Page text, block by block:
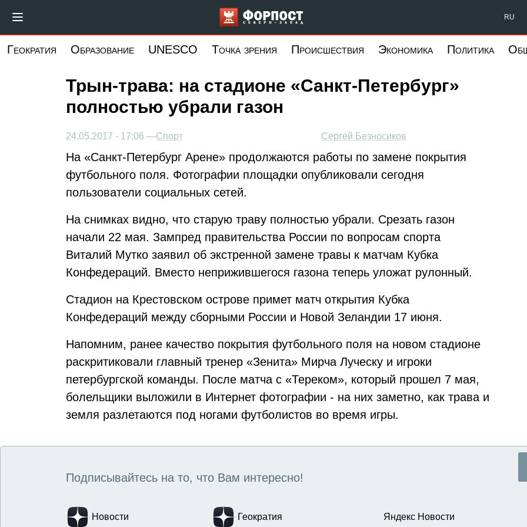
основному
Форпост Северо-Запад RU
Геократия Образование UNESCO Точка зрения Происшествия Экономика Политика
Трын-трава: на стадионе «Санкт-Петербург»
полностью убрали газон
Сергей Безносиков
24.05.2017 - 17:06 —Спорт
На «Санкт-Петербург Арене» продолжаются работы по замене покрытия
футбольного поля. Фотографии площадки опубликовали сегодня
пользователи социальных сетей.
На снимках видно, что старую траву полностью убрали. Срезать газон
начали 22 мая. Зампред правительства России по вопросам спорта
Виталий Мутко заявил об экстренной замене травы к матчам Кубка
Конфедераций. Вместо неприжившегося газона теперь уложат рулонный.
Стадион на Крестовском острове примет матч открытия Кубка
Конфедераций между сборными России и Новой Зеландии 17 июня.
Напомним, ранее качество покрытия футбольного поля на новом стадионе
раскритиковали главный тренер «Зенита» Мирча Луческу и игроки
петербургской команды. После матча с «Тереком», который прошел 7 мая,
болельщики выложили в Интернет фотографии - на них заметно, как трава и
земля разлетаются под ногами футболистов во время игры.
Подписывайтесь на то, что Вам интересно!
Новости Геократия Яндекс Новости